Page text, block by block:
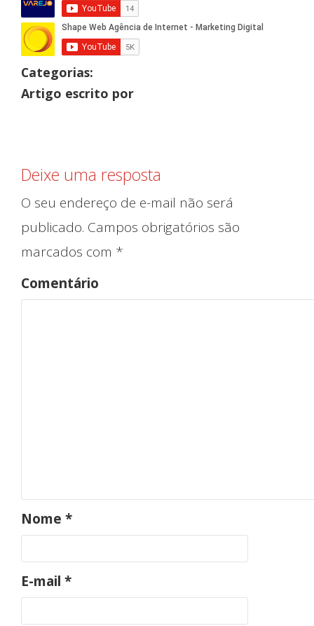
Categorias:
Artigo escrito por
Deixe uma resposta
O seu endereço de e-mail não será
publicado. Campos obrigatórios são
marcados com *
Comentário
Nome *
E-mail *